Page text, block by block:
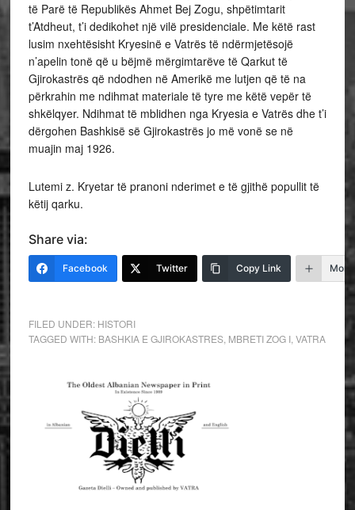
të Parë të Republikës Ahmet Bej Zogu, shpëtimtarit
t’Atdheut, t’i dedikohet një vilë presidenciale. Me këtë rast
lusim nxehtësisht Kryesinë e Vatrës të ndërmjetësojë
n’apelin tonë që u bëjmë mërgimtarëve të Qarkut të
Gjirokastrës që ndodhen në Amerikë me lutjen që të na
përkrahin me ndihmat materiale të tyre me këtë vepër të
shkëlqyer. Ndihmat të mblidhen nga Kryesia e Vatrës dhe t’i
dërgohen Bashkisë së Gjirokastrës jo më vonë se në
muajin maj 1926.
Lutemi z. Kryetar të pranoni nderimet e të gjithë popullit të
këtij qarku.
Share via:
Facebook Twitter Copy Link More
FILED UNDER: HISTORI
TAGGED WITH: BASHKIA E GJIROKASTRES, MBRETI ZOG I, VATRA